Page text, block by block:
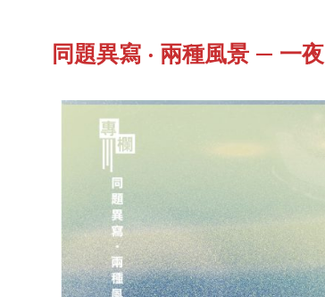
同題異寫 ‧ 兩種風景 — 一夜